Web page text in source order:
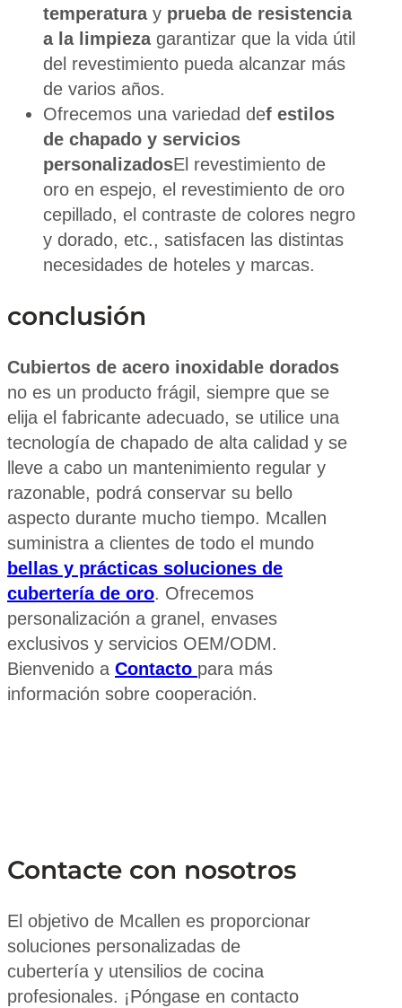
temperatura y prueba de resistencia
a la limpiezagarantizar que la vida útil
del revestimiento pueda alcanzar más
de varios años.
Ofrecemos una variedad def estilos
de chapado y servicios
personalizadosEl revestimiento de
oro en espejo, el revestimiento de oro
cepillado, el contraste de colores negro
y dorado, etc., satisfacen las distintas
necesidades de hoteles y marcas.
conclusión
Cubiertos de acero inoxidable dorados
no es un producto frágil, siempre que se
elija el fabricante adecuado, se utilice una
tecnología de chapado de alta calidad y se
lleve a cabo un mantenimiento regular y
razonable, podrá conservar su bello
aspecto durante mucho tiempo. Mcallen
suministra a clientes de todo el mundo
bellas y prácticas soluciones de
cubertería de oro. Ofrecemos
personalización a granel, envases
exclusivos y servicios OEM/ODM.
Bienvenido a Contacto para más
información sobre cooperación.
Contacte con nosotros
El objetivo de Mcallen es proporcionar
soluciones personalizadas de
cubertería y utensilios de cocina
profesionales. ¡Póngase en contacto